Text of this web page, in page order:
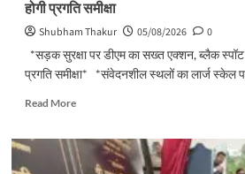
होगी प्रगति समीक्षा
Shubham Thakur 05/08/2026
0
*सड़क सुरक्षा पर डीएम का सख्त एक्शन, ब्लैक स्पॉट
प्रगति समीक्षा* *संवेदनशील स्थलों का लार्ज स्केल
Read MoreRead
सड़क
सुरक्षा